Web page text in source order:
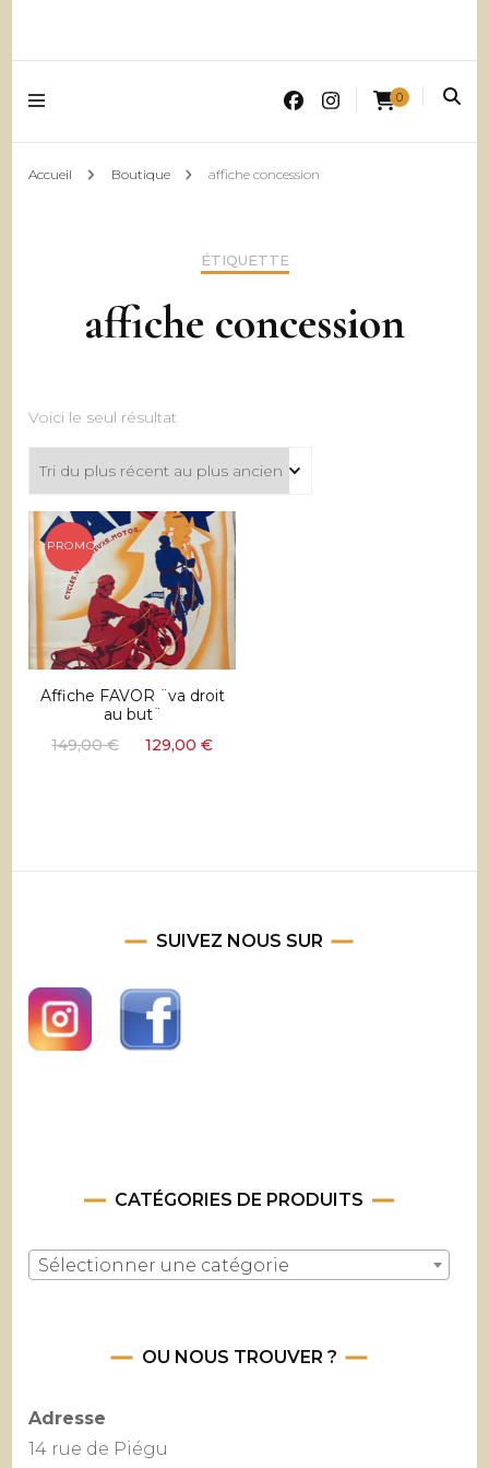
0
Accueil Boutique affiche concession
ÉTIQUETTE
affiche concession
Voici le seul résultat
PROMO !
Affiche FAVOR ¨va droit
au but¨
149,00€
Le
129,00€
SUIVEZ NOUS SUR
CATÉGORIES DE PRODUITS
Sélectionner une catégorie
OU NOUS TROUVER ?
Adresse
14 rue de Piégu